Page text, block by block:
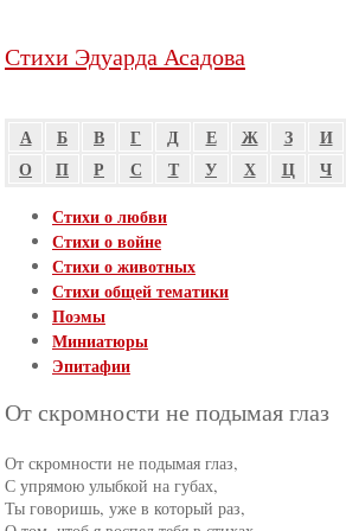
Стихи Эдуарда Асадова
А Б В Г Д Е Ж З И
О
П Р С Т У Х Ц Ч
Стихи о любви
Стихи о войне
Стихи о животных
Стихи общей тематики
Поэмы
Миниатюры
Эпитафии
От скромности не подымая глаз
От скромности не подымая глаз,
С упрямою улыбкой на губах,
Ты говоришь, уже в который раз,